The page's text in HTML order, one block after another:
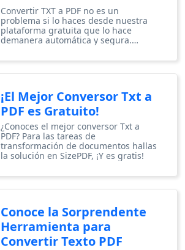
Convertir TXT a PDF no es un
problema si lo haces desde nuestra
plataforma gratuita que lo hace
demanera automática y segura.
¡El Mejor Conversor Txt a
PDF es Gratuito!
¿Conoces el mejor conversor Txt a
PDF? Para las tareas de
transformación de documentos hallas
la solución en SizePDF, ¡Y es gratis!
Conoce la Sorprendente
Herramienta para
Convertir Texto PDF